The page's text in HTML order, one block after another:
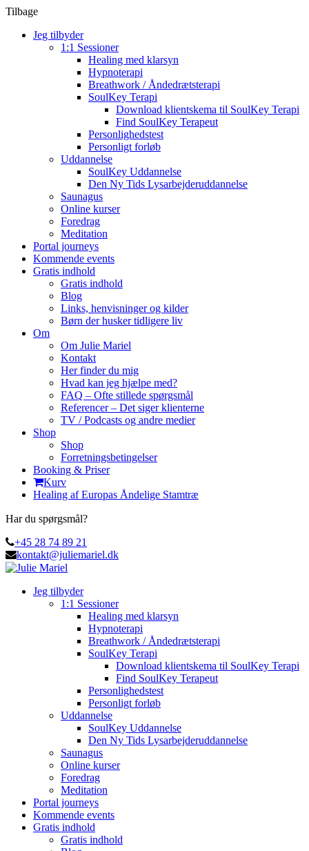
Tilbage
Jeg tilbyder
1:1 Sessioner
Healing med klarsyn
Hypnoterapi
Breathwork / Åndedrætsterapi
SoulKey Terapi
Download klientskema til SoulKey Terapi
Find SoulKey Terapeut
Personlighedstest
Personligt forløb
Uddannelse
SoulKey Uddannelse
Den Ny Tids Lysarbejderuddannelse
Saunagus
Online kurser
Foredrag
Meditation
Portal journeys
Kommende events
Gratis indhold
Gratis indhold
Blog
Links, henvisninger og kilder
Børn der husker tidligere liv
Om
Om Julie Mariel
Kontakt
Her finder du mig
Hvad kan jeg hjælpe med?
FAQ – Ofte stillede spørgsmål
Referencer – Det siger klienterne
TV / Podcasts og andre medier
Shop
Shop
Forretningsbetingelser
Booking & Priser
Kurv
Healing af Europas Åndelige Stamtræ
Har du spørgsmål?
+45 28 74 89 21
kontakt@juliemariel.dk
Jeg tilbyder
1:1 Sessioner
Healing med klarsyn
Hypnoterapi
Breathwork / Åndedrætsterapi
SoulKey Terapi
Download klientskema til SoulKey Terapi
Find SoulKey Terapeut
Personlighedstest
Personligt forløb
Uddannelse
SoulKey Uddannelse
Den Ny Tids Lysarbejderuddannelse
Saunagus
Online kurser
Foredrag
Meditation
Portal journeys
Kommende events
Gratis indhold
Gratis indhold